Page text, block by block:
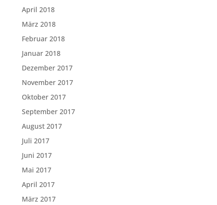
April 2018
März 2018
Februar 2018
Januar 2018
Dezember 2017
November 2017
Oktober 2017
September 2017
August 2017
Juli 2017
Juni 2017
Mai 2017
April 2017
März 2017